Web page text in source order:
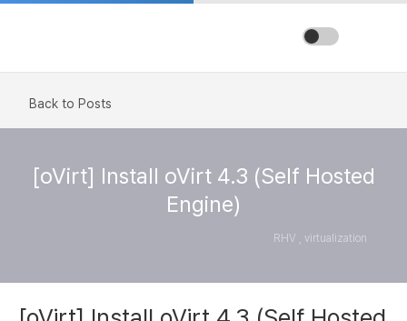
Back to Posts
[oVirt] Install oVirt 4.3 (Self Hosted
Engine)
RHV , virtualization